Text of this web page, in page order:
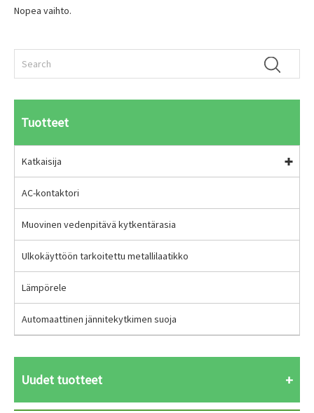
Nopea vaihto.
Tuotteet
Katkaisija
AC-kontaktori
Muovinen vedenpitävä kytkentärasia
Ulkokäyttöön tarkoitettu metallilaatikko
Lämpörele
Automaattinen jännitekytkimen suoja
Uudet tuotteet